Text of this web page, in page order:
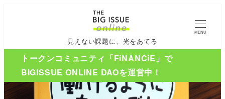
見えない課題に、光をあてる
MENU
トークンコミュニティ「FiNANCiE」で
BIGISSUE ONLINE DAOを運営中！